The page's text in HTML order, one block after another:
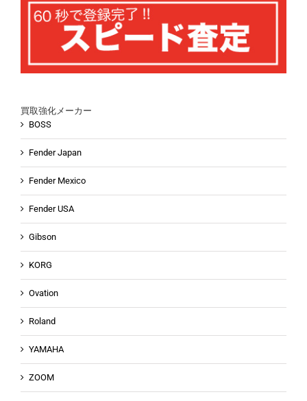
買取強化メーカー
BOSS
Fender Japan
Fender Mexico
Fender USA
Gibson
KORG
Ovation
Roland
YAMAHA
ZOOM